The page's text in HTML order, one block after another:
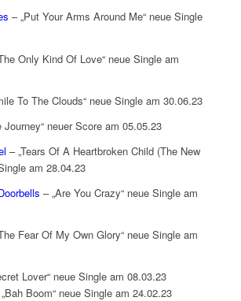
– „Put Your Arms Around Me“ neue Single
Only Kind Of Love“ neue Single am
To The Clouds“ neue Single am 30.06.23
Journey“ neuer Score am 05.05.23
– „Tears Of A Heartbroken Child (The New
am 28.04.23
– „Are You Crazy“ neue Single am
Fear Of My Own Glory“ neue Single am
Lover“ neue Single am 08.03.23
Boom“ neue Single am 24.02.23